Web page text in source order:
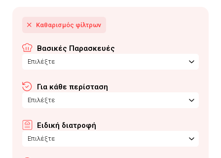
Βασικές Παρασκευές
Επιλέξτε
Για κάθε περίσταση
Επιλέξτε
Ειδική διατροφή
Επιλέξτε